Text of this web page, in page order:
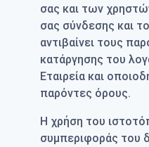
σας και των
σας σύνδεσης και
αντιβαίνει τους
κατάργησης του
Εταιρεία και
παρόντες όρους.
Η χρήση του
συμπεριφοράς του